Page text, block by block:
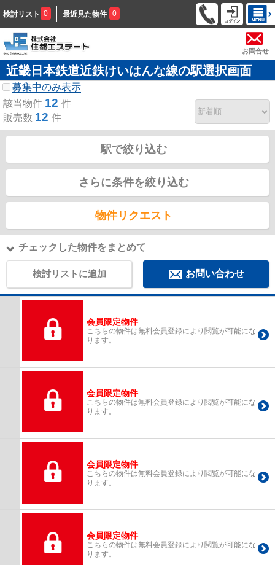
検討リスト 0 最近見た物件 0
お問合せ
近畿日本鉄道近鉄けいはんな線の駅選択画面
募集中のみ表示
該当物件 12 件
販売数 12 件
駅で絞り込む
さらに条件を絞り込む
物件リクエスト
チェックした物件をまとめて
検討リストに追加 お問い合わせ
会員限定物件
こちらの物件は無料会員登録により閲覧が可能にな
ります。
会員限定物件
こちらの物件は無料会員登録により閲覧が可能にな
ります。
会員限定物件
こちらの物件は無料会員登録により閲覧が可能にな
ります。
会員限定物件
こちらの物件は無料会員登録により閲覧が可能にな
ります。